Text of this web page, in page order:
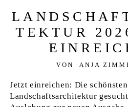
TEK­TUR
VON ANJA
Jetzt einreichen: Die
Landschaftsarchitektur